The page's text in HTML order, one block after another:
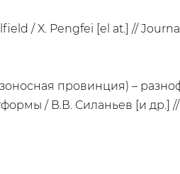
/ X. Pengfei [el at.] //
провинция) –
/ В.В. Силаньев [и др.] //